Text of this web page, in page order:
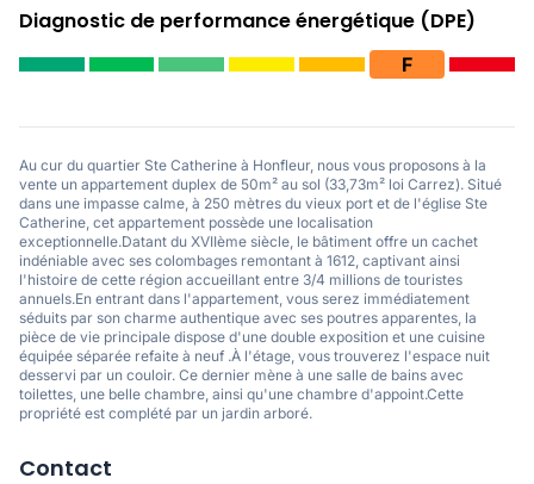
Diagnostic de performance énergétique (DPE)
F
Au cur du quartier Ste Catherine à Honfleur, nous vous proposons à la
vente un appartement duplex de 50m² au sol (33,73m² loi Carrez). Situé
dans une impasse calme, à 250 mètres du vieux port et de l'église Ste
Catherine, cet appartement possède une localisation
exceptionnelle.Datant du XVIIème siècle, le bâtiment offre un cachet
indéniable avec ses colombages remontant à 1612, captivant ainsi
l'histoire de cette région accueillant entre 3/4 millions de touristes
annuels.En entrant dans l'appartement, vous serez immédiatement
séduits par son charme authentique avec ses poutres apparentes, la
pièce de vie principale dispose d'une double exposition et une cuisine
équipée séparée refaite à neuf .À l'étage, vous trouverez l'espace nuit
desservi par un couloir. Ce dernier mène à une salle de bains avec
toilettes, une belle chambre, ainsi qu'une chambre d'appoint.Cette
propriété est complété par un jardin arboré.
Contact